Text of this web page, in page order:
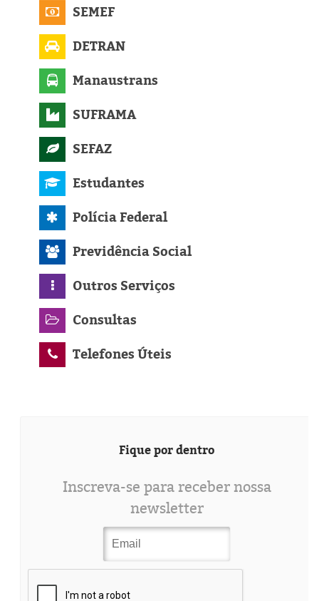
SEMEF
DETRAN
Manaustrans
SUFRAMA
SEFAZ
Estudantes
Polícia Federal
Previdência Social
Outros Serviços
Consultas
Telefones Úteis
Fique por dentro
Inscreva-se para receber nossa
newsletter